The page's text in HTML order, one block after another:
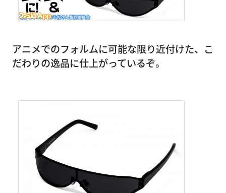
アニメでのフォルムに可能な限り近付けた、こ
だわりの逸品に仕上がっているぞ。